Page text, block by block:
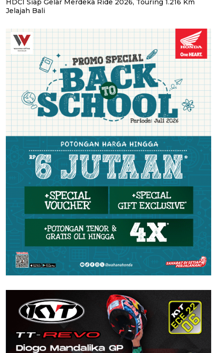
HDCI Siap Gelar Merdeka Ride 2026, Touring 1.216 Km
Jelajah Bali